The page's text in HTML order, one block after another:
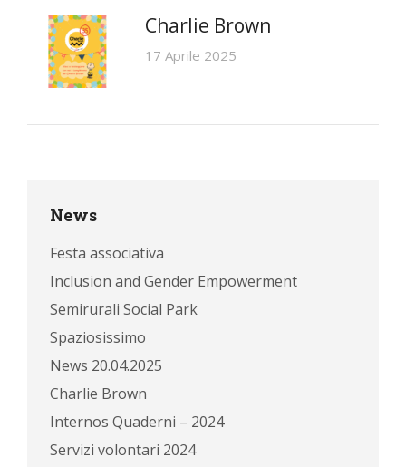
Charlie Brown
17 Aprile 2025
News
Festa associativa
Inclusion and Gender Empowerment
Semirurali Social Park
Spaziosissimo
News 20.04.2025
Charlie Brown
Internos Quaderni – 2024
Servizi volontari 2024